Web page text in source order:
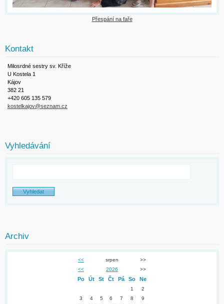
Přespání na faře
Kontakt
Milosrdné sestry sv. Kříže
U Kostela 1
Kájov
382 21
+420 605 135 579
kostelkajov@seznam.cz
Vyhledávání
Archiv
<< srpen
>>
<<
2026 >>
Po Út St Čt Pá So Ne
1
2
3
4 5 6 7 8
9